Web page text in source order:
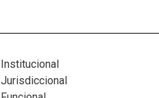
Institucional
Jurisdiccional